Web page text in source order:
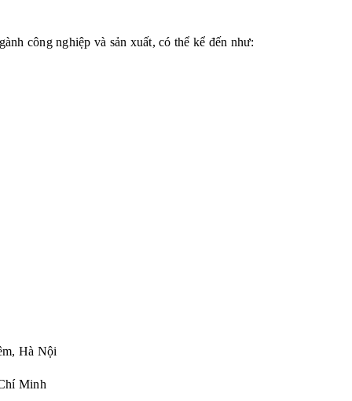
công nghiệp và sản xuất, có thể kể đến như:
Hà Nội
Minh